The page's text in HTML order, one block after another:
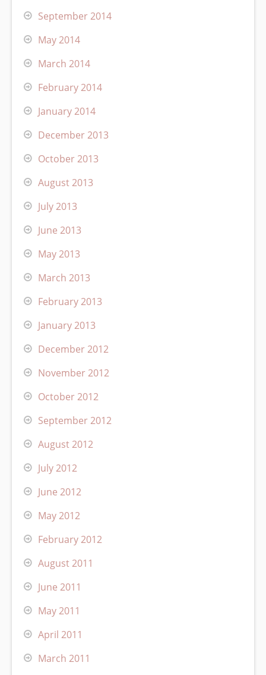
September 2014
May 2014
March 2014
February 2014
January 2014
December 2013
October 2013
August 2013
July 2013
June 2013
May 2013
March 2013
February 2013
January 2013
December 2012
November 2012
October 2012
September 2012
August 2012
July 2012
June 2012
May 2012
February 2012
August 2011
June 2011
May 2011
April 2011
March 2011